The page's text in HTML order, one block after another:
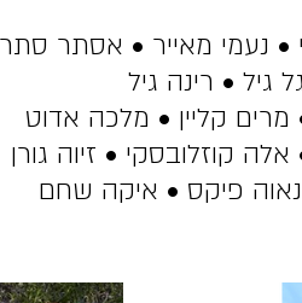
נעמי מאייר • אסתר סתר
• רינה גיל
קליין • מלכה אדוט
קוזלובסקי • זיוה גורן
נאוה פיקס • איקה שחם